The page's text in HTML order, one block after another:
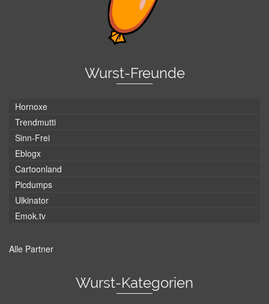
Wurst-Freunde
Hornoxe
Trendmutti
Sinn-Frei
Eblogx
Cartoonland
Picdumps
Ulkinator
Emok.tv
Alle Partner
Wurst-Kategorien